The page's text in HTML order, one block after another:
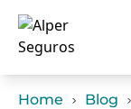
Home Blog